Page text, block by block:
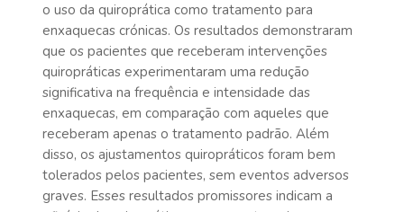
o uso da quiroprática como tratamento para
enxaquecas crónicas. Os resultados demonstraram
que os pacientes que receberam intervenções
quiropráticas experimentaram uma redução
significativa na frequência e intensidade das
enxaquecas, em comparação com aqueles que
receberam apenas o tratamento padrão. Além
disso, os ajustamentos quiropráticos foram bem
tolerados pelos pacientes, sem eventos adversos
graves. Esses resultados promissores indicam a